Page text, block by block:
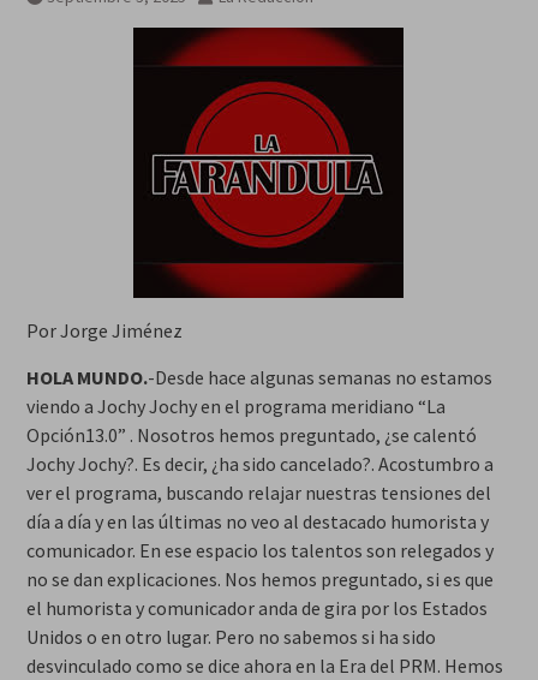
Por Jorge Jiménez
HOLA MUNDO.-Desde hace algunas semanas no estamos
viendo a Jochy Jochy en el programa meridiano “La
Opción13.0” . Nosotros hemos preguntado, ¿se calentó
Jochy Jochy?. Es decir, ¿ha sido cancelado?. Acostumbro a
ver el programa, buscando relajar nuestras tensiones del
día a día y en las últimas no veo al destacado humorista y
comunicador. En ese espacio los talentos son relegados y
no se dan explicaciones. Nos hemos preguntado, si es que
el humorista y comunicador anda de gira por los Estados
Unidos o en otro lugar. Pero no sabemos si ha sido
desvinculado como se dice ahora en la Era del PRM. Hemos